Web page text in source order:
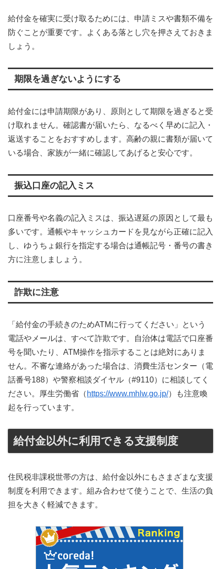
給付金を確実に受け取るためには、申請ミスや書類不備を
防ぐことが重要です。よくある落とし穴を押さえておきま
しょう。
期限を過ぎないようにする
給付金には申請期限があり、原則として期限を過ぎると受
け取れません。確認書が届いたら、なるべく早めに記入・
返送することをおすすめします。高齢の親に書類が届いて
いる場合、家族が一緒に確認してあげると安心です。
振込口座の記入ミス
口座番号や名義の記入ミスは、振込遅延の原因として最も
多いです。通帳やキャッシュカードを見ながら正確に記入
し、ゆうちょ銀行を指定する場合は通帳記号・番号の書き
方に注意しましょう。
詐欺に注意
「給付金の手続きのためATMに行ってください」という
電話やメールは、すべて詐欺です。自治体は電話で口座番
号を聞いたり、ATM操作を指示することは絶対にありま
せん。不審な連絡があった場合は、消費生活センター（電
話番号188）や警察相談ダイヤル（#9110）に相談してく
ださい。厚生労働省（ https://www.mhlw.go.jp/）も注意喚
起を行っています。
給付金以外に利用できる支援制度
住民税非課税世帯の方は、給付金以外にもさまざまな支援
制度を利用できます。組み合わせて使うことで、生活の負
担を大きく軽減できます。